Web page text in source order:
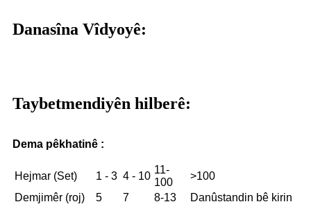
Danasîna Vîdyoyê:
Taybetmendiyên hilberê:
Dema pêkhatinê :
Hejmar (Set) 1 - 3 4 - 10
11-
100
>100
Demjimêr (roj)
5 7 8-13 Danûstandin bê kirin